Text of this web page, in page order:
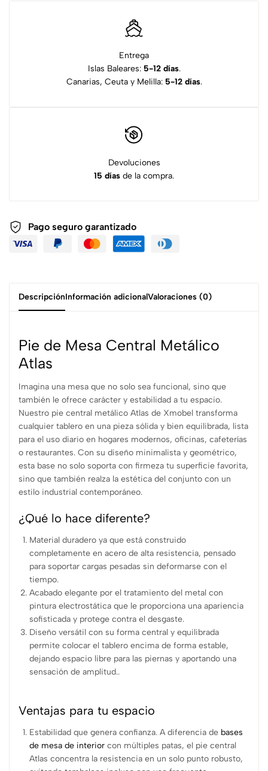
Entrega
Islas Baleares: 5-12 días.
Canarias, Ceuta y Melilla: 5-12 días.
Devoluciones
15 días de la compra.
Pago seguro garantizado
DescripciónInformación adicionalValoraciones (0)
Pie de Mesa Central Metálico
Atlas
Imagina una mesa que no solo sea funcional, sino que
también le ofrece carácter y estabilidad a tu espacio.
Nuestro pie central metálico Atlas de Xmobel transforma
cualquier tablero en una pieza sólida y bien equilibrada, lista
para el uso diario en hogares modernos, oficinas, cafeterías
o restaurantes. Con su diseño minimalista y geométrico,
esta base no solo soporta con firmeza tu superficie favorita,
sino que también realza la estética del conjunto con un
estilo industrial contemporáneo.
¿Qué lo hace diferente?
Material duradero ya que está construido
completamente en acero de alta resistencia, pensado
para soportar cargas pesadas sin deformarse con el
tiempo.
Acabado elegante por el tratamiento del metal con
pintura electrostática que le proporciona una apariencia
sofisticada y protege contra el desgaste.
Diseño versátil con su forma central y equilibrada
permite colocar el tablero encima de forma estable,
dejando espacio libre para las piernas y aportando una
sensación de amplitud..
Ventajas para tu espacio
Estabilidad que genera confianza. A diferencia de bases
de mesa de interior con múltiples patas, el pie central
Atlas concentra la resistencia en un solo punto robusto,